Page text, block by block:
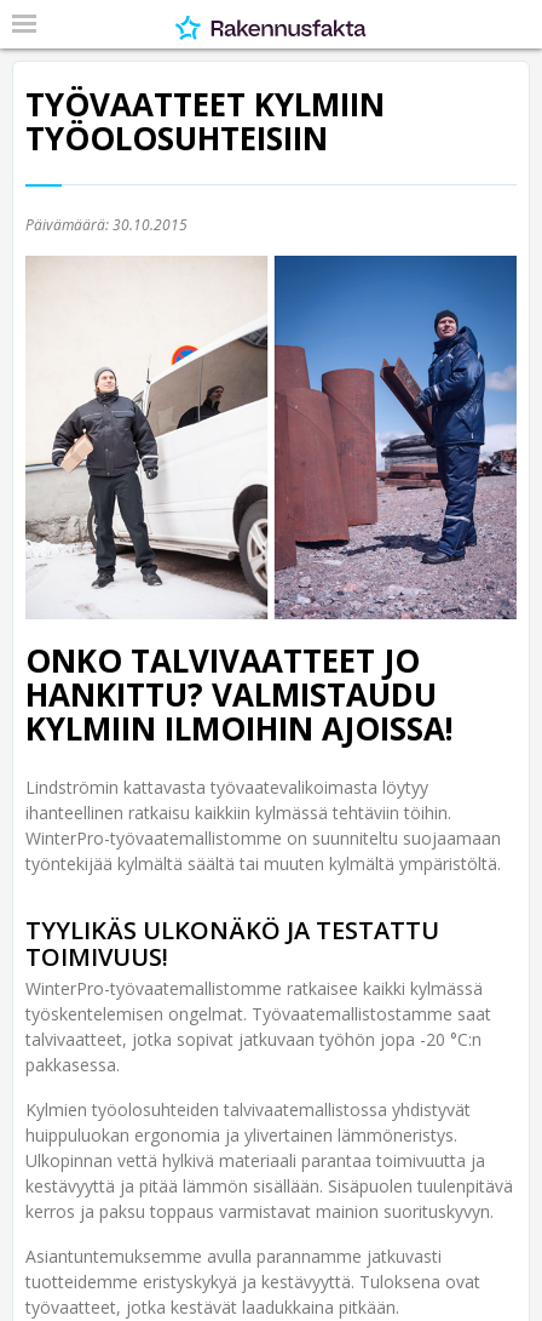
TYÖVAATTEET KYLMIIN
TYÖOLOSUHTEISIIN
Päivämäärä:30.10.2015
ONKO TALVIVAATTEET JO
HANKITTU? VALMISTAUDU
KYLMIIN ILMOIHIN AJOISSA!
Lindströmin kattavasta työvaatevalikoimasta löytyy
ihanteellinen ratkaisu kaikkiin kylmässä tehtäviin töihin.
WinterPro-työvaatemallistomme on suunniteltu suojaamaan
työntekijää kylmältä säältä tai muuten kylmältä ympäristöltä.
TYYLIKÄS ULKONÄKÖ JA TESTATTU
TOIMIVUUS!
WinterPro-työvaatemallistomme ratkaisee kaikki kylmässä
työskentelemisen ongelmat. Työvaatemallistostamme saat
talvivaatteet, jotka sopivat jatkuvaan työhön jopa -20 °C:n
pakkasessa.
Kylmien työolosuhteiden talvivaatemallistossa yhdistyvät
huippuluokan ergonomia ja ylivertainen lämmöneristys.
Ulkopinnan vettä hylkivä materiaali parantaa toimivuutta ja
kestävyyttä ja pitää lämmön sisällään. Sisäpuolen tuulenpitävä
kerros ja paksu toppaus varmistavat mainion suorituskyvyn.
Asiantuntemuksemme avulla parannamme jatkuvasti
tuotteidemme eristyskykyä ja kestävyyttä. Tuloksena ovat
työvaatteet, jotka kestävät laadukkaina pitkään.